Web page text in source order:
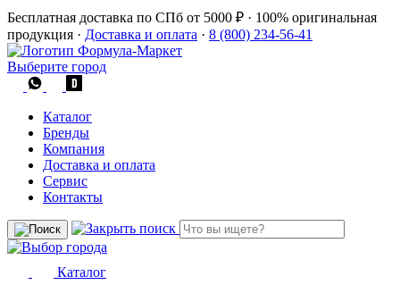
Бесплатная доставка по СПб от 5000 ₽ · 100% оригинальная
продукция · Доставка и оплата · 8 (800) 234-56-41
Выберите город
Каталог
Бренды
Компания
Доставка и оплата
Сервис
Контакты
Каталог